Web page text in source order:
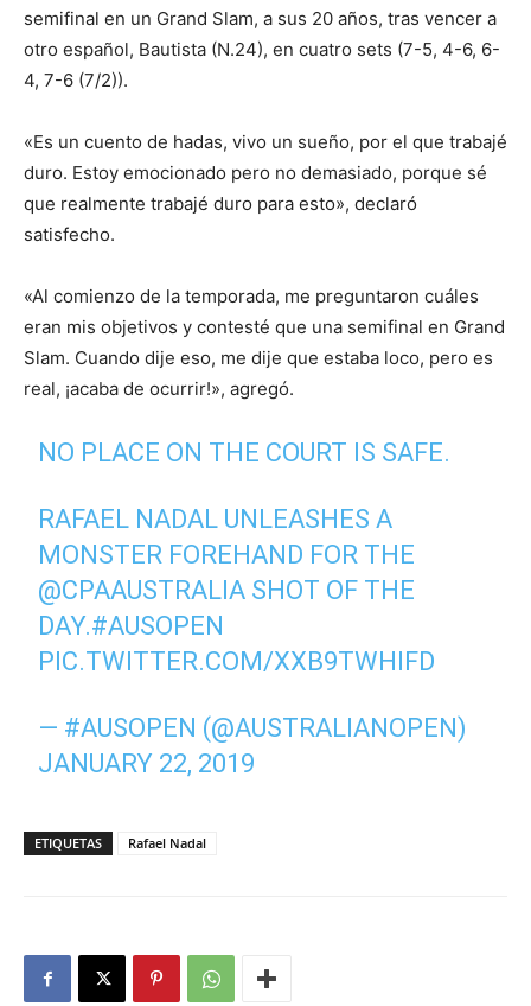
semifinal en un Grand Slam, a sus 20 años, tras vencer a
otro español, Bautista (N.24), en cuatro sets (7-5, 4-6, 6-
4, 7-6 (7/2)).
«Es un cuento de hadas, vivo un sueño, por el que trabajé
duro. Estoy emocionado pero no demasiado, porque sé
que realmente trabajé duro para esto», declaró
satisfecho.
«Al comienzo de la temporada, me preguntaron cuáles
eran mis objetivos y contesté que una semifinal en Grand
Slam. Cuando dije eso, me dije que estaba loco, pero es
real, ¡acaba de ocurrir!», agregó.
NO PLACE ON THE COURT IS SAFE.
RAFAEL NADAL UNLEASHES A
MONSTER FOREHAND FOR THE
@CPAAUSTRALIA SHOT OF THE
DAY.#AUSOPEN
PIC.TWITTER.COM/XXB9TWHIFD
— #AUSOPEN (@AUSTRALIANOPEN)
JANUARY 22, 2019
ETIQUETAS Rafael Nadal